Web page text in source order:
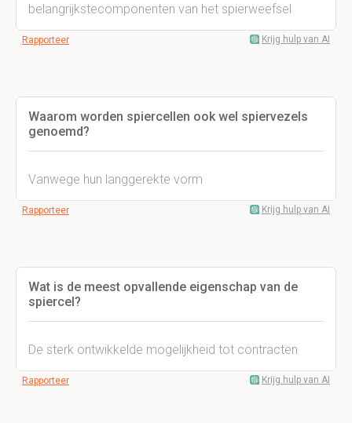
belangrijkstecomponenten van het spierweefsel
Rapporteer Krijg hulp van AI
Waarom worden spiercellen ook wel spiervezels
genoemd?
Vanwege hun langgerekte vorm
Rapporteer Krijg hulp van AI
Wat is de meest opvallende eigenschap van de
spiercel?
De sterk ontwikkelde mogelijkheid tot contracten
Rapporteer Krijg hulp van AI